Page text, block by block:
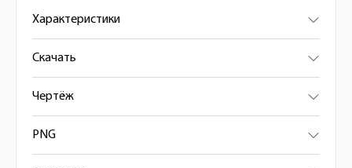
Характеристики
Скачать
Чертёж
PNG